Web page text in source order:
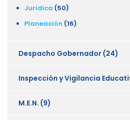
Juridica (50)
Planeación (16)
Despacho Gobernador (24)
Inspección y Vigilancia
M.E.N. (9)